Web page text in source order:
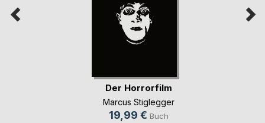
Der Horrorfilm
Marcus Stiglegger
19,99 € Buch